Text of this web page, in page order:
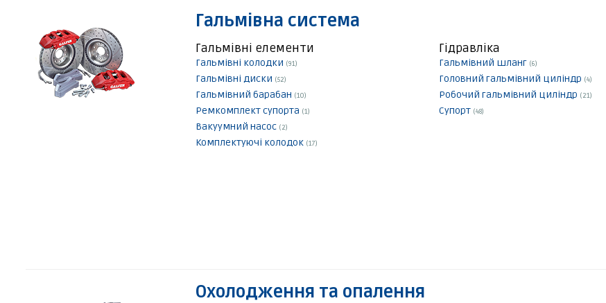
Гальмівна система
Гальмівні елементи
Гальмівні колодки (91)
Гальмівні диски (52)
Гальмівний барабан (10)
Ремкомплект супорта (1)
Вакуумний насос (2)
Комплектуючі колодок (17)
Гідравліка
Гальмівний шланг (6)
Головний гальмівний циліндр (4)
Робочий гальмівний циліндр (21)
Супорт (48)
Охолодження та опалення